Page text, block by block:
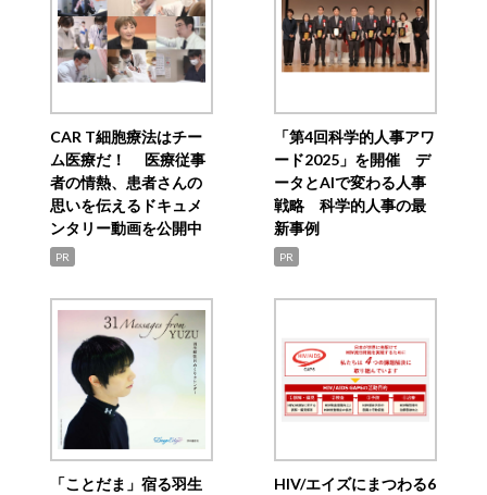
CAR T細胞療法はチー
ム医療だ！ 医療従事
者の情熱、患者さんの
思いを伝えるドキュメ
ンタリー動画を公開中
PR
「第4回科学的人事アワ
ード2025」を開催 デ
ータとAIで変わる人事
戦略 科学的人事の最
新事例
PR
「ことだま」宿る羽生
HIV/エイズにまつわる6